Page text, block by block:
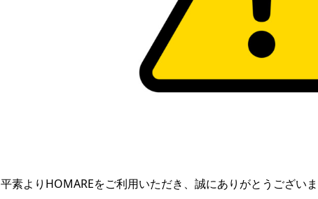
平素よりHOMAREをご利用いただき、誠にありがとうござい